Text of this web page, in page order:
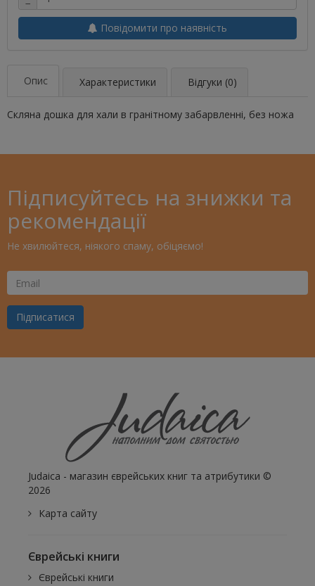
−
Повідомити про наявність
Опис Характеристики Відгуки (0)
Скляна дошка для хали в гранітному забарвленні, без ножа
Підписуйтесь на знижки та
рекомендації
Не хвилюйтеся, ніякого спаму, обіцяємо!
Ваш
Email
Підписатися
Judaica - магазин єврейських книг та атрибутики ©
2026
Карта сайту
Єврейські книги
Єврейські книги